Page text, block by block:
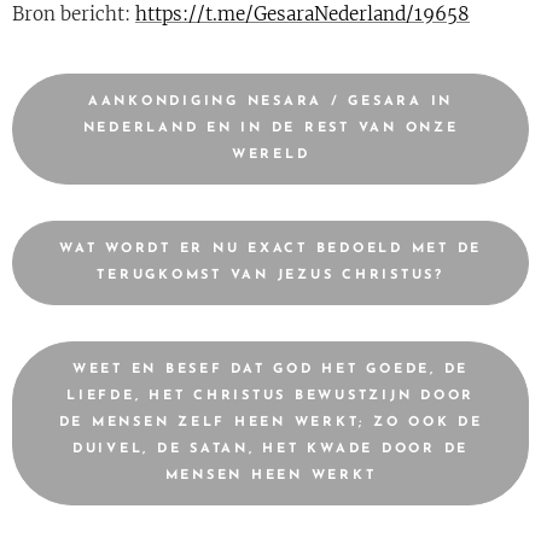
Bron bericht: https://t.me/GesaraNederland/19658
AANKONDIGING NESARA / GESARA IN
NEDERLAND EN IN DE REST VAN ONZE
WERELD
WAT WORDT ER NU EXACT BEDOELD MET DE
TERUGKOMST VAN JEZUS CHRISTUS?
WEET EN BESEF DAT GOD HET GOEDE, DE
LIEFDE, HET CHRISTUS BEWUSTZIJN DOOR
DE MENSEN ZELF HEEN WERKT; ZO OOK DE
DUIVEL, DE SATAN, HET KWADE DOOR DE
MENSEN HEEN WERKT